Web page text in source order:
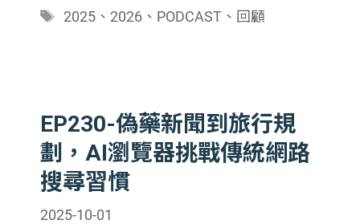
類
標
2025、 2026、 PODCAST、 回顧
EP230-偽藥新聞到旅行規
劃，AI瀏覽器挑戰傳統網路
搜尋習慣
2025-10-01